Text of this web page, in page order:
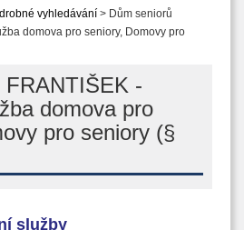
vyhledávání > Dům seniorů
domova pro seniory, Domovy pro
FRANTIŠEK -
domova pro
pro seniory (§
služby